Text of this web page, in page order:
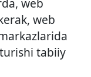
web
web
tabiiy